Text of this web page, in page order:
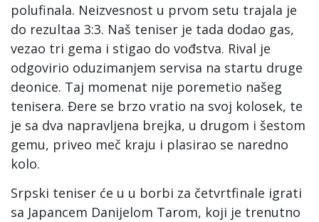
polufinala. Neizvesnost u prvom setu trajala je
do rezultaa 3:3. Naš teniser je tada dodao gas,
vezao tri gema i stigao do vođstva. Rival je
odgovirio oduzimanjem servisa na startu druge
deonice. Taj momenat nije poremetio našeg
tenisera. Đere se brzo vratio na svoj kolosek, te
je sa dva napravljena brejka, u drugom i šestom
gemu, priveo meč kraju i plasirao se naredno
kolo.
Srpski teniser će u u borbi za četvrtfinale igrati
sa Japancem Danijelom Tarom, koji je trenutno